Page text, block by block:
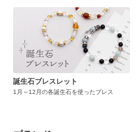
誕生石ブレスレット
1月～12月の各誕生石を使ったブレス